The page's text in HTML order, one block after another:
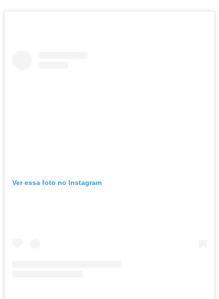
Ver essa foto no Instagram